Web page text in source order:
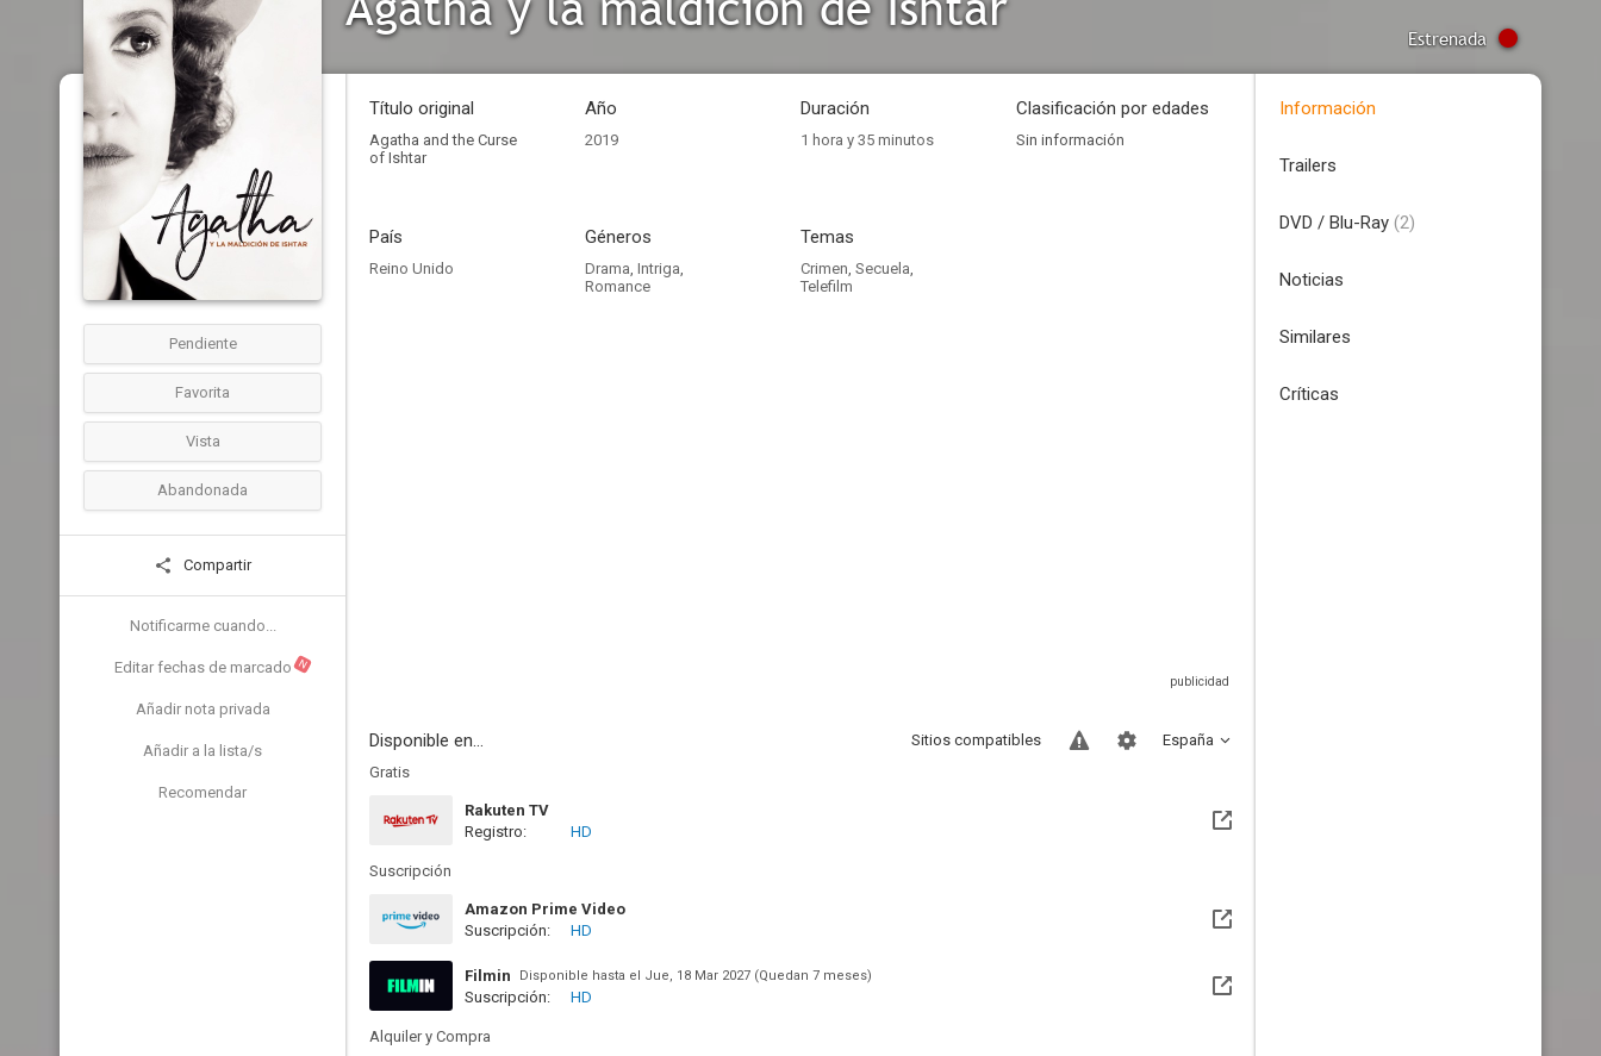
Estrenada
Pendiente
Favorita
Vista
Abandonada
Compartir
Notificarme cuando...
Editar fechas de marcado N
Añadir nota privada
Añadir a la lista/s
Recomendar
Título original
Agatha and the Curse
of Ishtar
Año
2019
Duración
1 hora y 35 minutos
Clasificación por edades
Sin información
País
Reino Unido
Géneros
Drama, Intriga,
Romance
Temas
Crimen, Secuela,
Telefilm
Disponible en... España
Sitios compatibles
Gratis
Rakuten TV
Registro:
HD
Suscripción
Amazon Prime Video
Suscripción:
HD
Filmin Disponible hasta el Jue, 18 Mar 2027 (Quedan 7 meses)
Suscripción: HD
Alquiler y Compra
Información
Trailers
DVD / Blu-Ray (2)
Noticias
Similares
Críticas